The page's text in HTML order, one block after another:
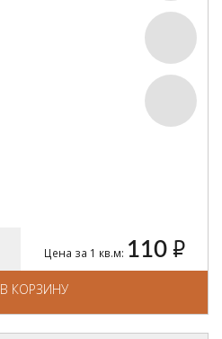
Цена за 1 кв.м: 110 руб.
В КОРЗИНУ